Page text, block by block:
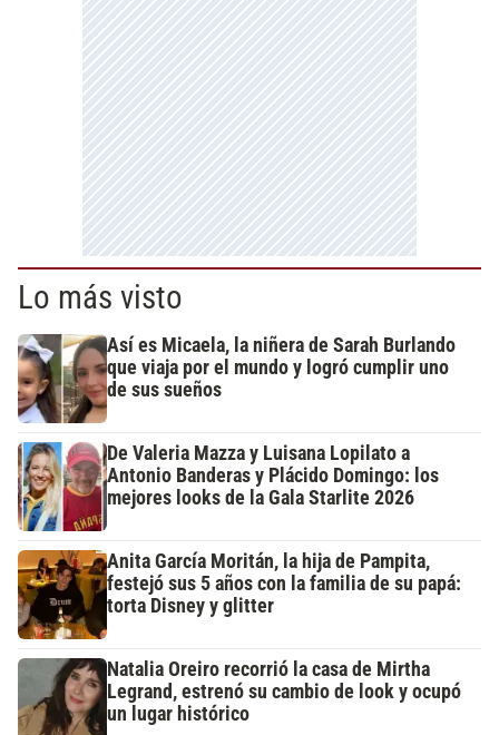
Lo más visto
Así es Micaela, la niñera de Sarah Burlando
que viaja por el mundo y logró cumplir uno
de sus sueños
De Valeria Mazza y Luisana Lopilato a
Antonio Banderas y Plácido Domingo: los
mejores looks de la Gala Starlite 2026
Anita García Moritán, la hija de Pampita,
festejó sus 5 años con la familia de su papá:
torta Disney y glitter
Natalia Oreiro recorrió la casa de Mirtha
Legrand, estrenó su cambio de look y ocupó
un lugar histórico